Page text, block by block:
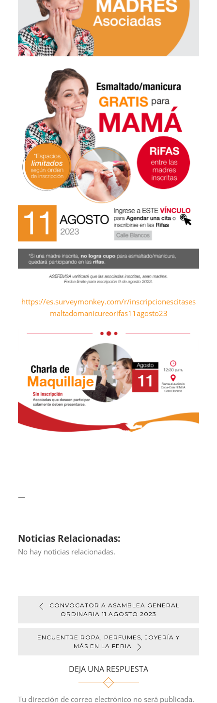
https://es.surveymonkey.com/r/inscripcionescitases
maltadomanicureorifas11agosto23
—
Noticias Relacionadas:
No hay noticias relacionadas.
CONVOCATORIA ASAMBLEA GENERAL
ORDINARIA 11 AGOSTO 2023
ENCUENTRE ROPA, PERFUMES, JOYERÍA Y
MÁS EN LA FERIA
DEJA UNA RESPUESTA
Tu dirección de correo electrónico no será publicada.